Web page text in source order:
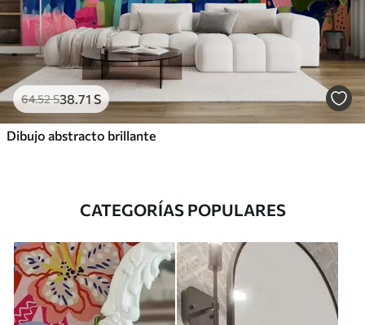
64.52S38.71 S
Dibujo abstracto brillante
CATEGORÍAS POPULARES